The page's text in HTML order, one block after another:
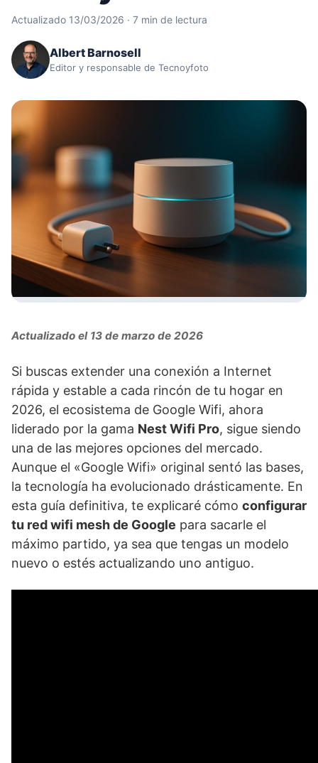
Actualizado 13/03/2026 · 7 min de lectura
Albert Barnosell
Editor y responsable de Tecnoyfoto
Actualizado el 13 de marzo de 2026
Si buscas extender una conexión a Internet
rápida y estable a cada rincón de tu hogar en
2026, el ecosistema de Google Wifi, ahora
liderado por la gama Nest Wifi Pro, sigue siendo
una de las mejores opciones del mercado.
Aunque el «Google Wifi» original sentó las bases,
la tecnología ha evolucionado drásticamente. En
esta guía definitiva, te explicaré cómo configurar
tu red wifi mesh de Google para sacarle el
máximo partido, ya sea que tengas un modelo
nuevo o estés actualizando uno antiguo.